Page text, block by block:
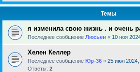
Темы
я изменила свою жизнь . и очень
Последнее сообщение Люсьен « 10 ноя
Хелен Келлер
Последнее сообщение Юр-36 « 25 июл 2024,
Ответы: 2